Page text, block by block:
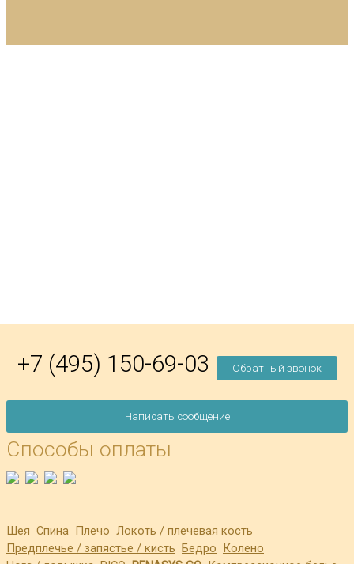
+7 (495) 150-69-03 Обратный звонок
Написать сообщение
Способы оплаты
Шея Спина Плечо Локоть / плечевая кость
Предплечье / запястье / кисть Бедро Колено